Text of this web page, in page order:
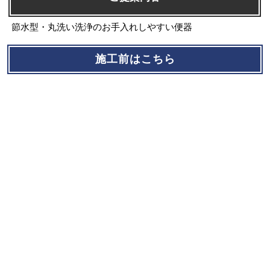
節水型・丸洗い洗浄のお手入れしやすい便器
施工前はこちら